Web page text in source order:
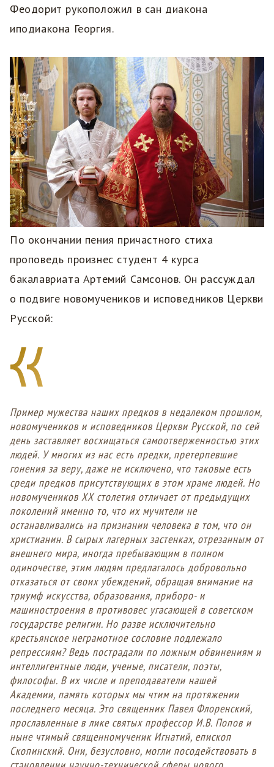
Феодорит рукоположил в сан диакона
иподиакона Георгия.
По окончании пения причастного стиха
проповедь произнес студент 4 курса
бакалавриата Артемий Самсонов. Он рассуждал
о подвиге новомучеников и исповедников Церкви
Русской:
Пример мужества наших предков в недалеком прошлом,
новомучеников и исповедников Церкви Русской, по сей
день заставляет восхищаться самоотверженностью этих
людей. У многих из нас есть предки, претерпевшие
гонения за веру, даже не исключено, что таковые есть
среди предков присутствующих в этом храме людей. Но
новомучеников XX столетия отличает от предыдущих
поколений именно то, что их мучители не
останавливались на признании человека в том, что он
христианин. В сырых лагерных застенках, отрезанным от
внешнего мира, иногда пребывающим в полном
одиночестве, этим людям предлагалось добровольно
отказаться от своих убеждений, обращая внимание на
триумф искусства, образования, приборо- и
машиностроения в противовес угасающей в советском
государстве религии. Но разве исключительно
крестьянское неграмотное сословие подлежало
репрессиям? Ведь пострадали по ложным обвинениям и
интеллигентные люди, ученые, писатели, поэты,
философы. В их числе и преподаватели нашей
Академии, память которых мы чтим на протяжении
последнего месяца. Это священник Павел Флоренский,
прославленные в лике святых профессор И.В. Попов и
ныне чтимый священномученик Игнатий, епископ
Скопинский. Они, безусловно, могли посодействовать в